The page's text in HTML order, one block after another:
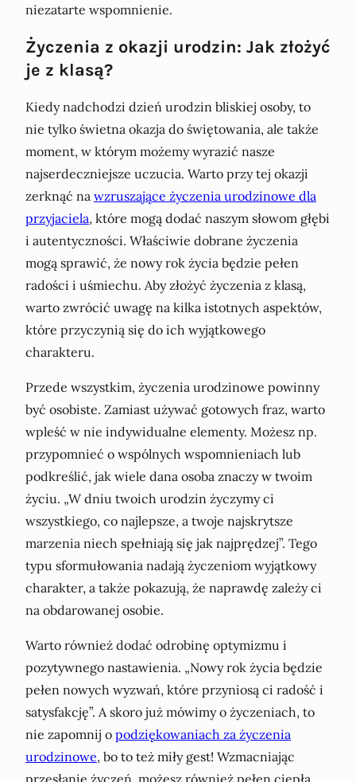
niezatarte wspomnienie.
Życzenia z okazji urodzin: Jak złożyć
je z klasą?
Kiedy nadchodzi dzień urodzin bliskiej osoby, to
nie tylko świetna okazja do świętowania, ale także
moment, w którym możemy wyrazić nasze
najserdeczniejsze uczucia. Warto przy tej okazji
zerknąć na wzruszające życzenia urodzinowe dla
przyjaciela, które mogą dodać naszym słowom głębi
i autentyczności. Właściwie dobrane życzenia
mogą sprawić, że nowy rok życia będzie pełen
radości i uśmiechu. Aby złożyć życzenia z klasą,
warto zwrócić uwagę na kilka istotnych aspektów,
które przyczynią się do ich wyjątkowego
charakteru.
Przede wszystkim, życzenia urodzinowe powinny
być osobiste. Zamiast używać gotowych fraz, warto
wpleść w nie indywidualne elementy. Możesz np.
przypomnieć o wspólnych wspomnieniach lub
podkreślić, jak wiele dana osoba znaczy w twoim
życiu. „W dniu twoich urodzin życzymy ci
wszystkiego, co najlepsze, a twoje najskrytsze
marzenia niech spełniają się jak najprędzej”. Tego
typu sformułowania nadają życzeniom wyjątkowy
charakter, a także pokazują, że naprawdę zależy ci
na obdarowanej osobie.
Warto również dodać odrobinę optymizmu i
pozytywnego nastawienia. „Nowy rok życia będzie
pełen nowych wyzwań, które przyniosą ci radość i
satysfakcję”. A skoro już mówimy o życzeniach, to
nie zapomnij o podziękowaniach za życzenia
urodzinowe, bo to też miły gest! Wzmacniając
przesłanie życzeń, możesz również pełen ciepła